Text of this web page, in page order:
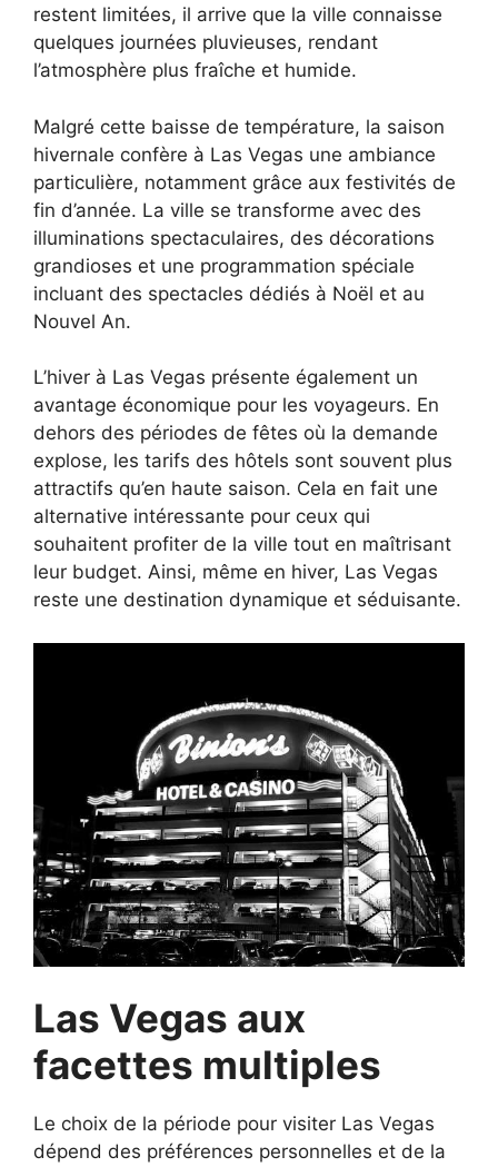
restent limitées, il arrive que la ville connaisse
quelques journées pluvieuses, rendant
l’atmosphère plus fraîche et humide.
Malgré cette baisse de température, la saison
hivernale confère à Las Vegas une ambiance
particulière, notamment grâce aux festivités de
fin d’année. La ville se transforme avec des
illuminations spectaculaires, des décorations
grandioses et une programmation spéciale
incluant des spectacles dédiés à Noël et au
Nouvel An.
L’hiver à Las Vegas présente également un
avantage économique pour les voyageurs. En
dehors des périodes de fêtes où la demande
explose, les tarifs des hôtels sont souvent plus
attractifs qu’en haute saison. Cela en fait une
alternative intéressante pour ceux qui
souhaitent profiter de la ville tout en maîtrisant
leur budget. Ainsi, même en hiver, Las Vegas
reste une destination dynamique et séduisante.
Las Vegas aux
facettes multiples
Le choix de la période pour visiter Las Vegas
dépend des préférences personnelles et de la